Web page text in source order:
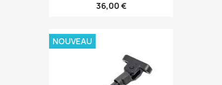
36,00 €
NOUVEAU